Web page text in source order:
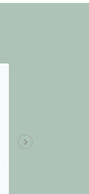
Julien,